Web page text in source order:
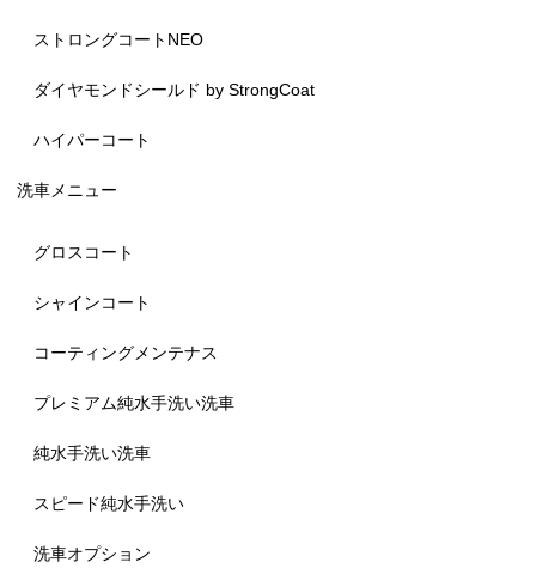
ストロングコートNEO
ダイヤモンドシールド by StrongCoat
ハイパーコート
洗車メニュー
グロスコート
シャインコート
コーティングメンテナス
プレミアム純水手洗い洗車
純水手洗い洗車
スピード純水手洗い
洗車オプション